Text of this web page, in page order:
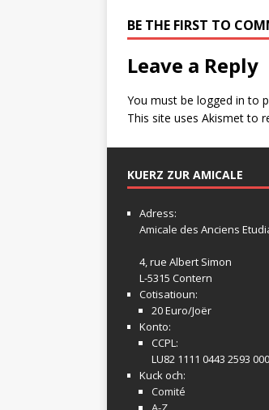
BE THE FIRST TO
Leave a Reply
You must be logged in to
This site uses Akismet to
KUERZ ZUR AMICALE
Adress:
Amicale des Anciens
4, rue Albert Simon
L-5315 Contern
Cotisatioun:
20 Euro/Joër
Konto:
CCPL:
LU82 1111 0443 2593
Kuck och:
Comité